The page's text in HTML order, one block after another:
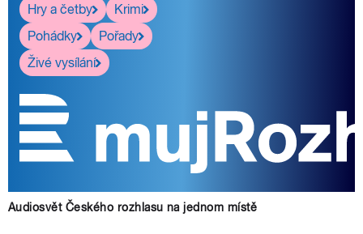
Hry a četby
Krimi
Pohádky
Pořady
Živé vysílání
Audiosvět Českého rozhlasu na jednom místě